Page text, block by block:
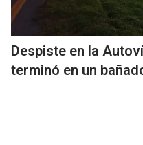
Despiste en la
terminó en un